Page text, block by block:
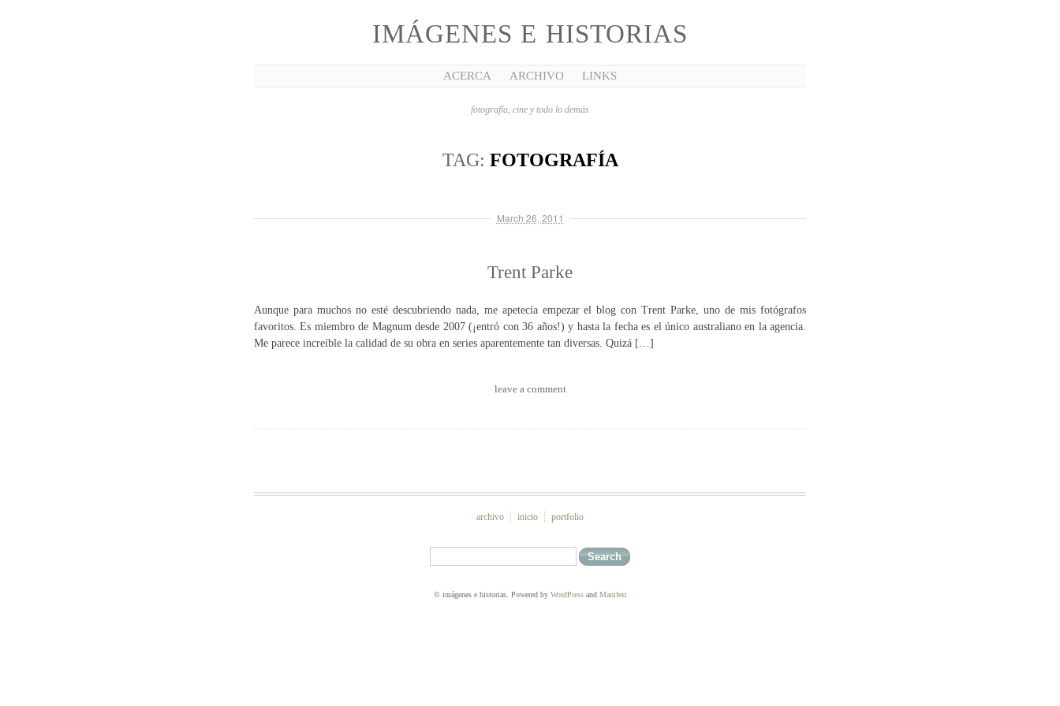
IMÁGENES E HISTORIAS
ACERCA ARCHIVO LINKS
fotografía, cine y todo lo demás
TAG: FOTOGRAFÍA
March 26, 2011
Trent Parke
Aunque para muchos no esté descubriendo nada, me apetecía empezar el blog con Trent Parke, uno de mis fotógrafos
favoritos. Es miembro de Magnum desde 2007 (¡entró con 36 años!) y hasta la fecha es el único australiano en la agencia.
Me parece increíble la calidad de su obra en series aparentemente tan diversas. Quizá […]
leave a comment
archivo inicio portfolio
© imágenes e historias. Powered by WordPressand Manifest